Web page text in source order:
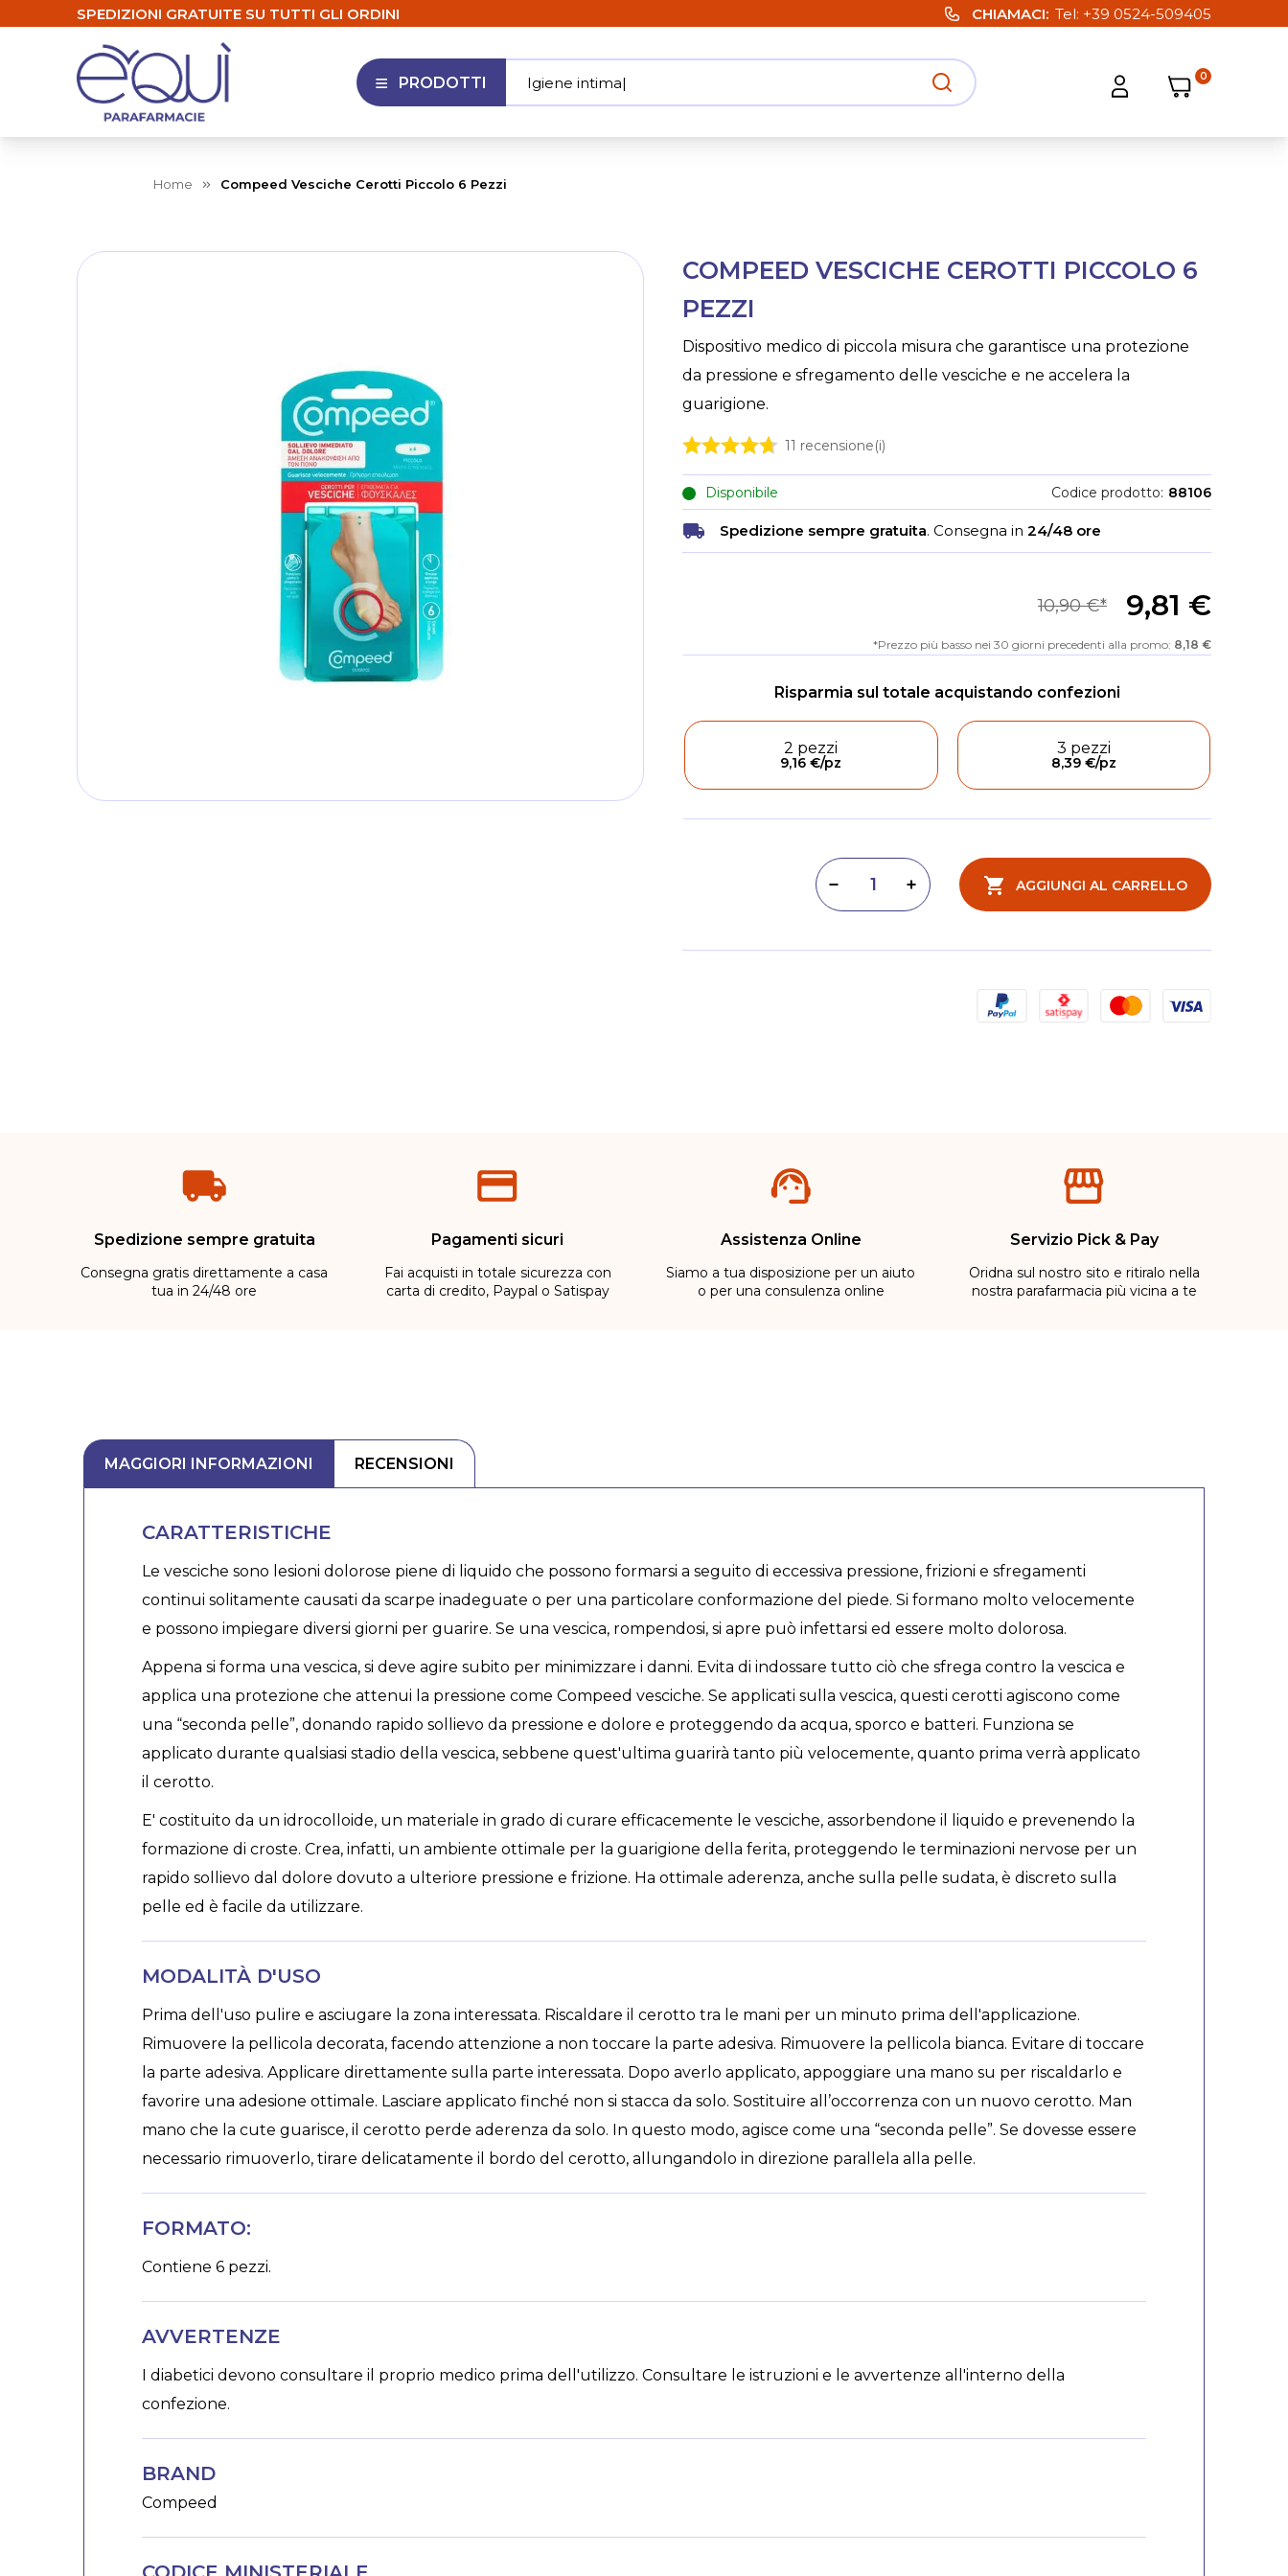
SPEDIZIONI GRATUITE SU TUTTI GLI ORDINI CHIAMACI Tel: +39 0524-509405
APRI MENU
PRODOTTI Apri ricerca
Igiene intima|
Apri strumenti utente
Carrello
Carrello
0
Home Compeed Vesciche Cerotti Piccolo 6 Pezzi
COMPEED VESCICHE CEROTTI PICCOLO 6
PEZZI
Dispositivo medico di piccola misura che garantisce una protezione
da pressione e sfregamento delle vesciche e ne accelera la
guarigione.
11 recensione(i)
Disponibile Codice prodotto 88106
Spedizione sempre gratuita. Consegna in 24/48 ore
9,81 €
10,90 €
Prezzo più basso nei 30 giorni precedenti alla promo: 8,18 €
2 pezzi
9,16 €/pz
3 pezzi
8,39 €/pz
Aumenta quantità
Diminuisci quantità AGGIUNGI AL CARRELLO
Skip
to
to
beginning
images
gallery
Spedizione sempre gratuita
Consegna gratis direttamente a casa
tua in 24/48 ore
Pagamenti sicuri
Fai acquisti in totale sicurezza con
carta di credito, Paypal o Satispay
Assistenza Online
Siamo a tua disposizione per un aiuto
o per una consulenza online
Servizio Pick & Pay
Oridna sul nostro sito e ritiralo nella
nostra parafarmacia più vicina a te
MAGGIORI INFORMAZIONI RECENSIONI
CARATTERISTICHE
Le vesciche sono lesioni dolorose piene di liquido che possono formarsi a seguito di eccessiva pressione, frizioni e sfregamenti
continui solitamente causati da scarpe inadeguate o per una particolare conformazione del piede. Si formano molto velocemente
e possono impiegare diversi giorni per guarire. Se una vescica, rompendosi, si apre può infettarsi ed essere molto dolorosa.
Appena si forma una vescica, si deve agire subito per minimizzare i danni. Evita di indossare tutto ciò che sfrega contro la vescica e
applica una protezione che attenui la pressione come Compeed vesciche. Se applicati sulla vescica, questi cerotti agiscono come
una “seconda pelle”, donando rapido sollievo da pressione e dolore e proteggendo da acqua, sporco e batteri. Funziona se
applicato durante qualsiasi stadio della vescica, sebbene quest'ultima guarirà tanto più velocemente, quanto prima verrà applicato
il cerotto.
E' costituito da un idrocolloide, un materiale in grado di curare efficacemente le vesciche, assorbendone il liquido e prevenendo la
formazione di croste. Crea, infatti, un ambiente ottimale per la guarigione della ferita, proteggendo le terminazioni nervose per un
rapido sollievo dal dolore dovuto a ulteriore pressione e frizione. Ha ottimale aderenza, anche sulla pelle sudata, è discreto sulla
pelle ed è facile da utilizzare.
MODALITÀ D'USO
Prima dell'uso pulire e asciugare la zona interessata. Riscaldare il cerotto tra le mani per un minuto prima dell'applicazione.
Rimuovere la pellicola decorata, facendo attenzione a non toccare la parte adesiva. Rimuovere la pellicola bianca. Evitare di toccare
la parte adesiva. Applicare direttamente sulla parte interessata. Dopo averlo applicato, appoggiare una mano su per riscaldarlo e
favorire una adesione ottimale. Lasciare applicato finché non si stacca da solo. Sostituire all’occorrenza con un nuovo cerotto. Man
mano che la cute guarisce, il cerotto perde aderenza da solo. In questo modo, agisce come una “seconda pelle”. Se dovesse essere
necessario rimuoverlo, tirare delicatamente il bordo del cerotto, allungandolo in direzione parallela alla pelle.
FORMATO:
Contiene 6 pezzi.
AVVERTENZE
I diabetici devono consultare il proprio medico prima dell'utilizzo. Consultare le istruzioni e le avvertenze all'interno della
confezione.
BRAND
Compeed